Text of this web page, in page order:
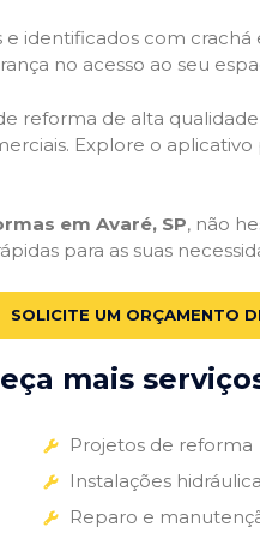
e identificados com
no acesso ao seu
reforma de alta
Explore o
em Avaré, SP, não
para as suas
SOLICITE UM ORÇAMENTO
mais
Projetos de reforma
Instalações
Reparo e